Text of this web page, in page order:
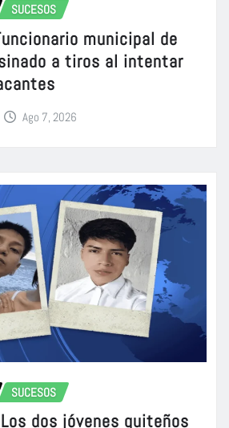
SUCESOS
municipal de
a tiros al intentar
Ago 7, 2026
SUCESOS
Los dos jóvenes quiteños